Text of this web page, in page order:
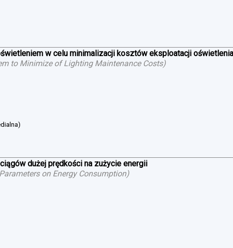
w celu minimalizacji kosztów eksploatacji oświetlenia
to Minimize of Lighting Maintenance Costs)
dużej prędkości na zużycie energii
on Energy Consumption)